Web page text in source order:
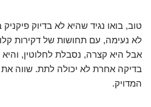
טוב, בואו נגיד שהיא לא בדיוק
לא נעימה, עם תחושות של דקירות
אבל היא קצרה, נסבלת לחלוטין,
בדיקה אחרת לא יכולה לתת. שווה את
המדויק.